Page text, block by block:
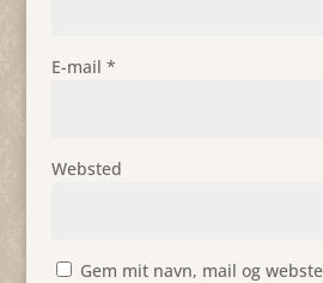
E-mail *
Websted
Gem mit navn, mail og